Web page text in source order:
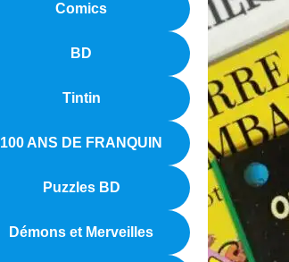
Comics
BD
Tintin
100 ANS DE FRANQUIN
Puzzles BD
Démons et Merveilles